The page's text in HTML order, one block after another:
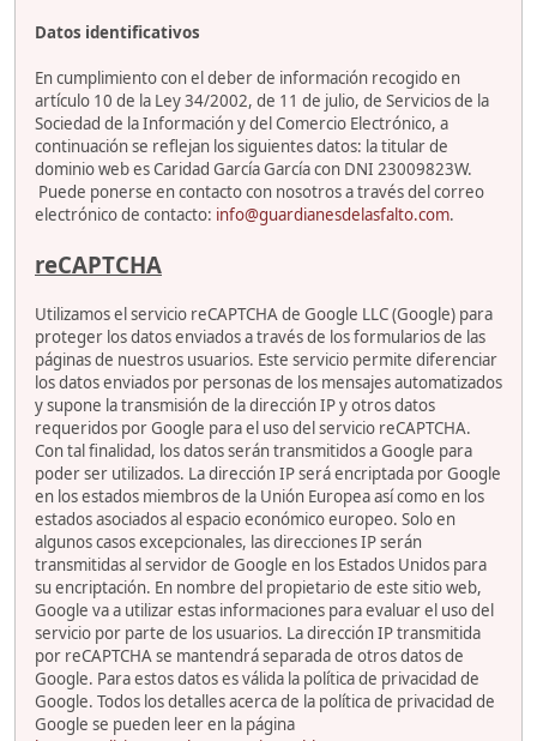
Datos identificativos
En cumplimiento con el deber de información recogido en
artículo 10 de la Ley 34/2002, de 11 de julio, de Servicios de la
Sociedad de la Información y del Comercio Electrónico, a
continuación se reflejan los siguientes datos: la titular de
dominio web es Caridad García García con DNI 23009823W.
Puede ponerse en contacto con nosotros a través del correo
electrónico de contacto: info@guardianesdelasfalto.com.
reCAPTCHA
Utilizamos el servicio reCAPTCHA de Google LLC (Google) para
proteger los datos enviados a través de los formularios de las
páginas de nuestros usuarios. Este servicio permite diferenciar
los datos enviados por personas de los mensajes automatizados
y supone la transmisión de la dirección IP y otros datos
requeridos por Google para el uso del servicio reCAPTCHA.
Con tal finalidad, los datos serán transmitidos a Google para
poder ser utilizados. La dirección IP será encriptada por Google
en los estados miembros de la Unión Europea así como en los
estados asociados al espacio económico europeo. Solo en
algunos casos excepcionales, las direcciones IP serán
transmitidas al servidor de Google en los Estados Unidos para
su encriptación. En nombre del propietario de este sitio web,
Google va a utilizar estas informaciones para evaluar el uso del
servicio por parte de los usuarios. La dirección IP transmitida
por reCAPTCHA se mantendrá separada de otros datos de
Google. Para estos datos es válida la política de privacidad de
Google. Todos los detalles acerca de la política de privacidad de
Google se pueden leer en la página